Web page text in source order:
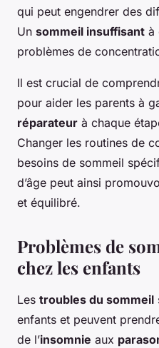
qui peut engendrer des
Un sommeil insuffisant à
problèmes de
Il est crucial de
pour aider les parents à
réparateur à chaque
Changer les routines de
besoins de sommeil
d’âge peut ainsi
et équilibré.
Problèmes de
chez les enfants
Les troubles du sommeil
enfants et peuvent
de l’insomnie aux